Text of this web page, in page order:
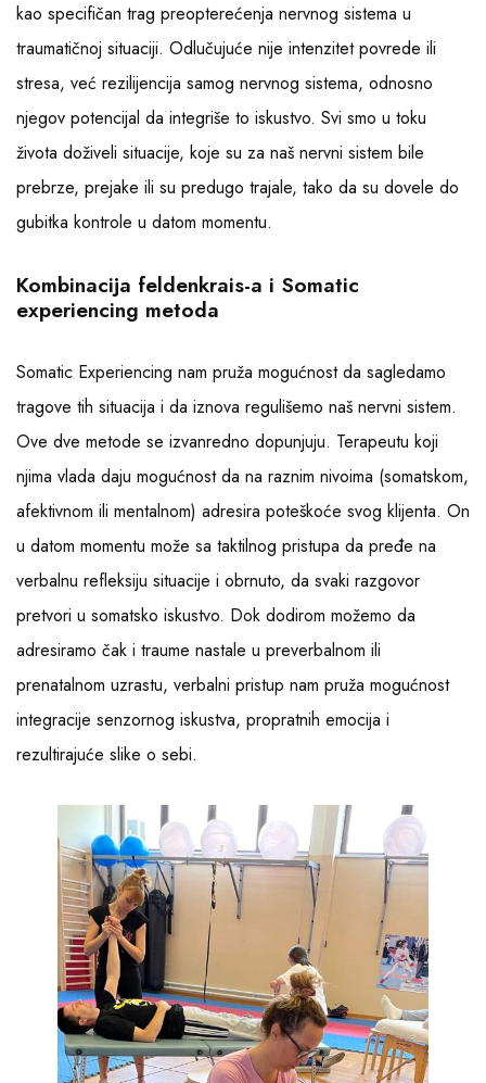
kao specifičan trag preopterećenja nervnog sistema u
traumatičnoj situaciji. Odlučujuće nije intenzitet povrede ili
stresa, već rezilijencija samog nervnog sistema, odnosno
njegov potencijal da integriše to iskustvo. Svi smo u toku
života doživeli situacije, koje su za naš nervni sistem bile
prebrze, prejake ili su predugo trajale, tako da su dovele do
gubitka kontrole u datom momentu.
Kombinacija feldenkrais-a i Somatic
experiencing metoda
Somatic Experiencing nam pruža mogućnost da sagledamo
tragove tih situacija i da iznova regulišemo naš nervni sistem.
Ove dve metode se izvanredno dopunjuju. Terapeutu koji
njima vlada daju mogućnost da na raznim nivoima (somatskom,
afektivnom ili mentalnom) adresira poteškoće svog klijenta. On
u datom momentu može sa taktilnog pristupa da pređe na
verbalnu refleksiju situacije i obrnuto, da svaki razgovor
pretvori u somatsko iskustvo. Dok dodirom možemo da
adresiramo čak i traume nastale u preverbalnom ili
prenatalnom uzrastu, verbalni pristup nam pruža mogućnost
integracije senzornog iskustva, propratnih emocija i
rezultirajuće slike o sebi.